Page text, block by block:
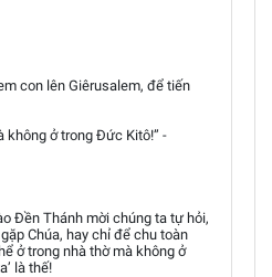
con lên Giêrusalem, để tiến
không ở trong Đức Kitô!” -
Đền Thánh mời chúng ta tự hỏi,
Chúa, hay chỉ để chu toàn
ở trong nhà thờ mà không ở
là thế!